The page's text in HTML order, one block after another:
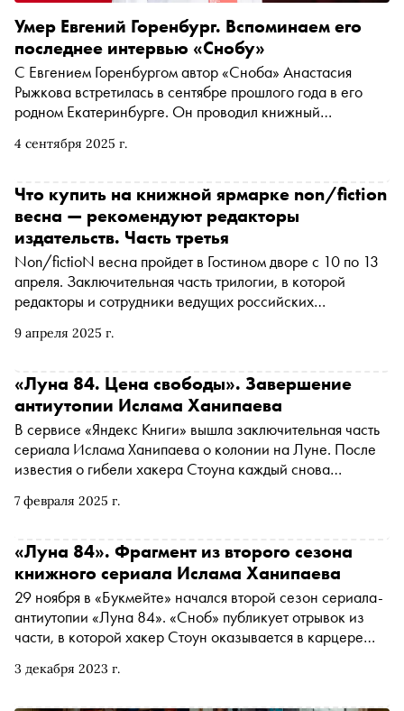
4 сентября 2025 г.
Умер Евгений Горенбург. Вспоминаем его
последнее интервью «Снобу»
С Евгением Горенбургом автор «Сноба» Анастасия
Рыжкова встретилась в сентябре прошлого года в его
родном Екатеринбурге. Он проводил книжный
стали Евгений Водолазкин, Анастасия Завозова,
9 апреля 2025 г.
Что купить на книжной ярмарке non/fiction
весна — рекомендуют редакторы
издательств. Часть третья
Non/fictioN весна пройдет в Гостином дворе с 10 по 13
апреля. Заключительная часть трилогии, в которой
редакторы и сотрудники ведущих российских
7 февраля 2025 г.
«Луна 84. Цена свободы». Завершение
антиутопии Ислама Ханипаева
В сервисе «Яндекс Книги» вышла заключительная часть
сериала Ислама Ханипаева о колонии на Луне. После
известия о гибели хакера Стоуна каждый снова
из первого эпизода
3 декабря 2023 г.
«Луна 84». Фрагмент из второго сезона
книжного сериала Ислама Ханипаева
29 ноября в «Букмейте» начался второй сезон сериала-
антиутопии «Луна 84». «Сноб» публикует отрывок из
части, в которой хакер Стоун оказывается в карцере